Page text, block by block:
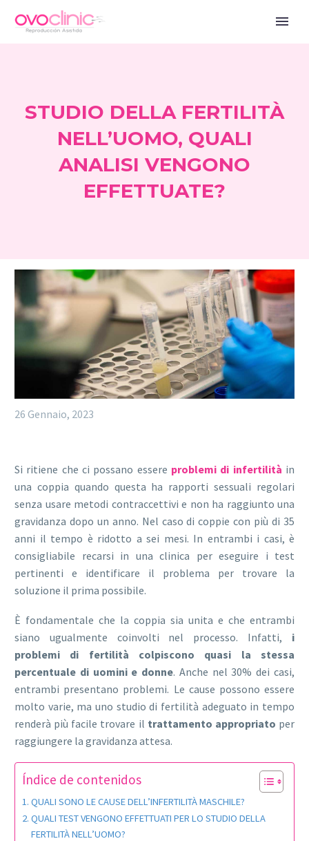
STUDIO DELLA FERTILITÀ
NELL’UOMO, QUALI
ANALISI VENGONO
EFFETTUATE?
26 Gennaio, 2023
Si ritiene che ci possano essere problemi di infertilità in
una coppia quando questa ha rapporti sessuali regolari
senza usare metodi contraccettivi e non ha raggiunto una
gravidanza dopo un anno. Nel caso di coppie con più di 35
anni il tempo è ridotto a sei mesi. In entrambi i casi, è
consigliabile recarsi in una clinica per eseguire i test
pertinenti e identificare il problema per trovare la
soluzione il prima possibile.
È fondamentale che la coppia sia unita e che entrambi
siano ugualmente coinvolti nel processo. Infatti, i
problemi di fertilità colpiscono quasi la stessa
percentuale di uomini e donne. Anche nel 30% dei casi,
entrambi presentano problemi. Le cause possono essere
molto varie, ma uno studio di fertilità adeguato in tempo
renderà più facile trovare il trattamento appropriato per
raggiungere la gravidanza attesa.
Índice de contenidos
QUALI SONO LE CAUSE DELL’INFERTILITÀ MASCHILE?
QUALI TEST VENGONO EFFETTUATI PER LO STUDIO DELLA
FERTILITÀ NELL’UOMO?